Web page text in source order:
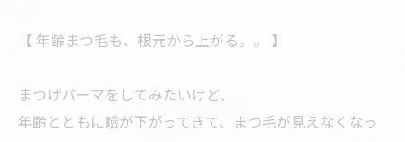
【 年齢まつ毛も、根元から上がる。。 】
まつげパーマをしてみたいけど、
年齢とともに瞼が下がってきて、まつ毛が見えなくなっ